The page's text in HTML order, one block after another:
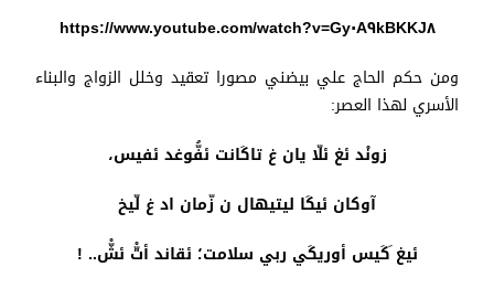
https://www.youtube.com/watch?v=Gy٠A٩kBKKJ٨
ومن حكم الحاج علي بيضني مصورا تعقيد وخلل الزواج والبناء
الأسري لهذا العصر:
زونْد ئغ ئلّا يان غ تاكَانت ئفُّوغد ئفيس،
آوكان ئيكَا ليتيهال ن زّمان اد غ لّيخ
ئيغ َكَيس أوريكَي ربي سلامت؛ ئقاند أتّْ ئشّْ.. !